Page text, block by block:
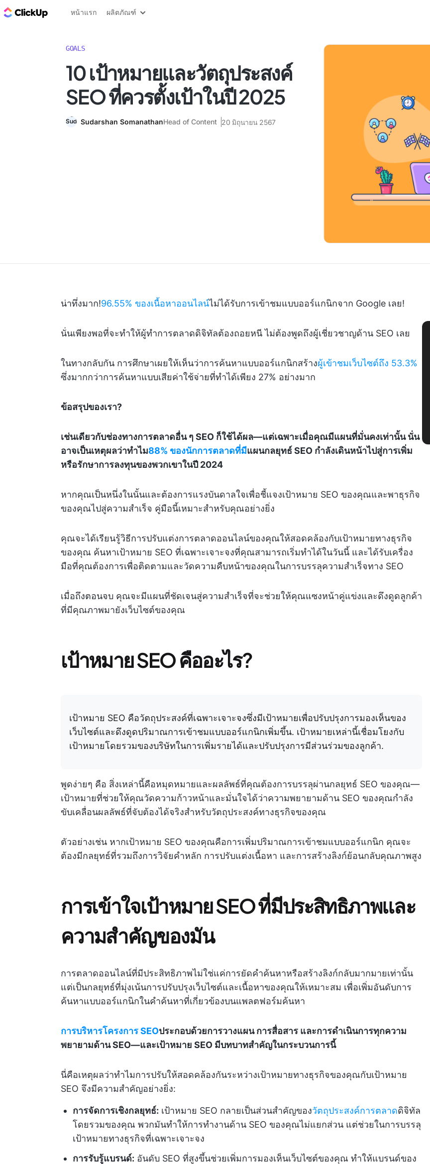
บล็อก ClickUp
หน้าแรก ผลิตภัณฑ์
GOALS
10 เป้าหมายและวัตถุประสงค์
SEO ที่ควรตั้งเป้าในปี 2025
Sudarshan SomanathanHead of Content 20 มิถุนายน 2567
น่าทึ่งมาก!96.55% ของเนื้อหาออนไลน์ไม่ได้รับการเข้าชมแบบออร์แกนิกจาก Google เลย!
นั่นเพียงพอที่จะทำให้ผู้ทำการตลาดดิจิทัลต้องถอยหนี ไม่ต้องพูดถึงผู้เชี่ยวชาญด้าน SEO เลย
ในทางกลับกัน การศึกษาเผยให้เห็นว่าการค้นหาแบบออร์แกนิกสร้างผู้เข้าชมเว็บไซต์ถึง 53.3%
ซึ่งมากกว่าการค้นหาแบบเสียค่าใช้จ่ายที่ทำได้เพียง 27% อย่างมาก
ข้อสรุปของเรา?
เช่นเดียวกับช่องทางการตลาดอื่น ๆ SEO ก็ใช้ได้ผล—แต่เฉพาะเมื่อคุณมีแผนที่มั่นคงเท่านั้น นั่น
อาจเป็นเหตุผลว่าทำไม88% ของนักการตลาดที่มีแผนกลยุทธ์ SEO กำลังเดินหน้าไปสู่การเพิ่ม
หรือรักษาการลงทุนของพวกเขาในปี 2024
หากคุณเป็นหนึ่งในนั้นและต้องการแรงบันดาลใจเพื่อชี้แจงเป้าหมาย SEO ของคุณและพาธุรกิจ
ของคุณไปสู่ความสำเร็จ คู่มือนี้เหมาะสำหรับคุณอย่างยิ่ง
คุณจะได้เรียนรู้วิธีการปรับแต่งการตลาดออนไลน์ของคุณให้สอดคล้องกับเป้าหมายทางธุรกิจ
ของคุณ ค้นหาเป้าหมาย SEO ที่เฉพาะเจาะจงที่คุณสามารถเริ่มทำได้ในวันนี้ และได้รับเครื่อง
มือที่คุณต้องการเพื่อติดตามและวัดความคืบหน้าของคุณในการบรรลุความสำเร็จทาง SEO
เมื่อถึงตอนจบ คุณจะมีแผนที่ชัดเจนสู่ความสำเร็จที่จะช่วยให้คุณแซงหน้าคู่แข่งและดึงดูดลูกค้า
ที่มีคุณภาพมายังเว็บไซต์ของคุณ
เป้าหมาย SEO คืออะไร?
เป้าหมาย SEO คือวัตถุประสงค์ที่เฉพาะเจาะจงซึ่งมีเป้าหมายเพื่อปรับปรุงการมองเห็นของ
เว็บไซต์และดึงดูดปริมาณการเข้าชมแบบออร์แกนิกเพิ่มขึ้น. เป้าหมายเหล่านี้เชื่อมโยงกับ
เป้าหมายโดยรวมของบริษัทในการเพิ่มรายได้และปรับปรุงการมีส่วนร่วมของลูกค้า.
พูดง่ายๆ คือ สิ่งเหล่านี้คือหมุดหมายและผลลัพธ์ที่คุณต้องการบรรลุผ่านกลยุทธ์ SEO ของคุณ—
เป้าหมายที่ช่วยให้คุณวัดความก้าวหน้าและมั่นใจได้ว่าความพยายามด้าน SEO ของคุณกำลัง
ขับเคลื่อนผลลัพธ์ที่จับต้องได้จริงสำหรับวัตถุประสงค์ทางธุรกิจของคุณ
ตัวอย่างเช่น หากเป้าหมาย SEO ของคุณคือการเพิ่มปริมาณการเข้าชมแบบออร์แกนิก คุณจะ
ต้องมีกลยุทธ์ที่รวมถึงการวิจัยคำหลัก การปรับแต่งเนื้อหา และการสร้างลิงก์ย้อนกลับคุณภาพสูง
การเข้าใจเป้าหมาย SEO ที่มีประสิทธิภาพและ
ความสำคัญของมัน
การตลาดออนไลน์ที่มีประสิทธิภาพไม่ใช่แค่การยัดคำค้นหาหรือสร้างลิงก์กลับมากมายเท่านั้น
แต่เป็นกลยุทธ์ที่มุ่งเน้นการปรับปรุงเว็บไซต์และเนื้อหาของคุณให้เหมาะสม เพื่อเพิ่มอันดับการ
ค้นหาแบบออร์แกนิกในคำค้นหาที่เกี่ยวข้องบนแพลตฟอร์มค้นหา
การบริหารโครงการ SEOประกอบด้วยการวางแผน การสื่อสาร และการดำเนินการทุกความ
พยายามด้าน SEO—และเป้าหมาย SEO มีบทบาทสำคัญในกระบวนการนี้
นี่คือเหตุผลว่าทำไมการปรับให้สอดคล้องกันระหว่างเป้าหมายทางธุรกิจของคุณกับเป้าหมาย
SEO จึงมีความสำคัญอย่างยิ่ง:
การจัดการเชิงกลยุทธ์: เป้าหมาย SEO กลายเป็นส่วนสำคัญของวัตถุประสงค์การตลาดดิจิทัล
โดยรวมของคุณ พวกมันทำให้การทำงานด้าน SEO ของคุณไม่แยกส่วน แต่ช่วยในการบรรลุ
เป้าหมายทางธุรกิจที่เฉพาะเจาะจง
การรับรู้แบรนด์: อันดับ SEO ที่สูงขึ้นช่วยเพิ่มการมองเห็นเว็บไซต์ของคุณ ทำให้แบรนด์ของ